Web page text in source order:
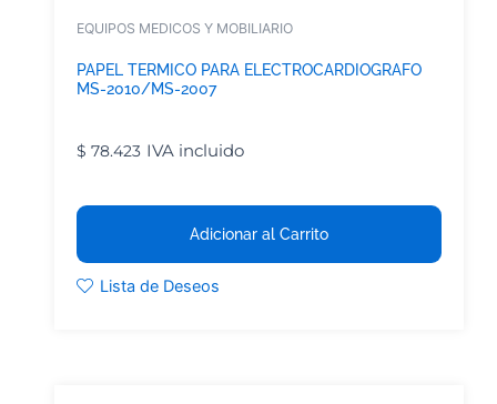
EQUIPOS MEDICOS Y MOBILIARIO
PAPEL TERMICO PARA ELECTROCARDIOGRAFO
MS-2010/MS-2007
$ 78.423 IVA incluido
Adicionar al Carrito
Lista de Deseos